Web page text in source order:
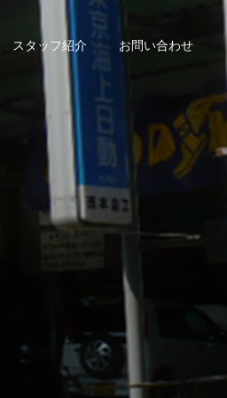
スタッフ紹介 お問い合わせ